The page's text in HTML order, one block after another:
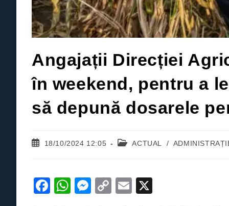
Angajații Direcției
în weekend, pentru a
să depună dosarele
Post18/10/2024 12:05
PostACTUAL /
F
W
M
C
E